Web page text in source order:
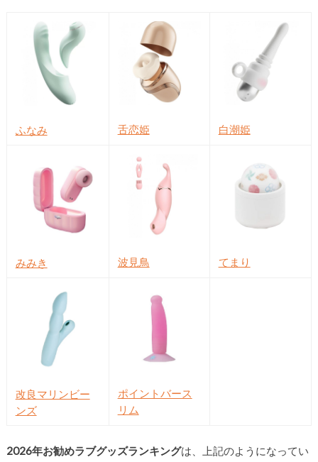
ふなみ 舌恋姫 白潮姫
みみき 波見鳥 てまり
改良マリンビー
ンズ
ポイントバース
リム
2026年お勧めラブグッズランキングは、上記のようになってい